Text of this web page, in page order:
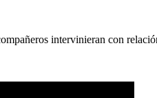
intervinieran con